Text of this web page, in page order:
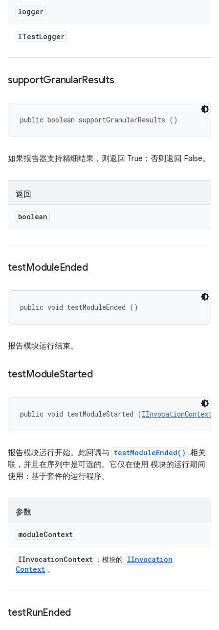
logger
ITestLogger
supportGranularResults
public boolean supportGranularResults ()
如果报告器支持精细结果，则返回 True；否则返回 False。
返回
boolean
testModuleEnded
public void testModuleEnded ()
报告模块运行结束。
testModuleStarted
public void testModuleStarted (IInvocationContext
报告模块运行开始。此回调与 testModuleEnded() 相关
联，并且在序列中是可选的。它仅在使用 模块的运行期间
使用：基于套件的运行程序。
参数
moduleContext
IInvocationContext ：模块的
IInvocation
Context 。
testRunEnded